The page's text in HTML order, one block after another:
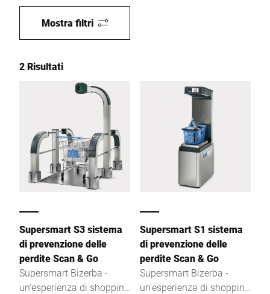
Mostra filtri
2 Risultati
Supersmart S3 sistema
di prevenzione delle
perdite Scan & Go
Supersmart Bizerba -
un'esperienza di shopping
Supersmart S1 sistema
di prevenzione delle
perdite Scan & Go
Supersmart Bizerba -
un'esperienza di shopping